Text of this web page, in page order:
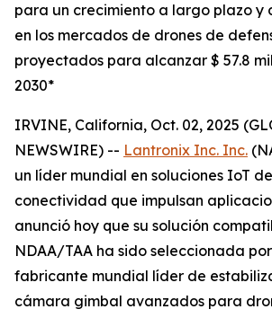
para un crecimiento a largo plazo y
en los mercados de drones de
proyectados para alcanzar $ 57.8
2030*
IRVINE, California, Oct. 02, 2025
NEWSWIRE) -- Lantronix Inc. Inc.
un líder mundial en soluciones IoT
conectividad que impulsan
anunció hoy que su solución
NDAA/TAA ha sido seleccionada
fabricante mundial líder de
cámara gimbal avanzados para